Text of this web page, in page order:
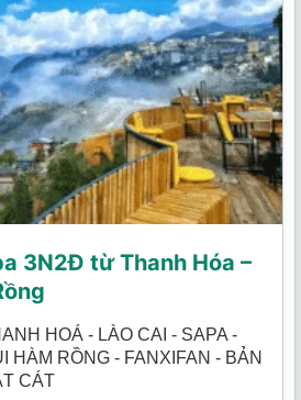
3N2Đ từ Thanh Hóa –
HOÁ - LÀO CAI - SAPA -
HÀM RỒNG - FANXIFAN - BẢN
CÁT